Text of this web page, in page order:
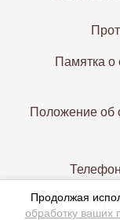
Памятка о
Положение об
Продолжая
обработку ваших